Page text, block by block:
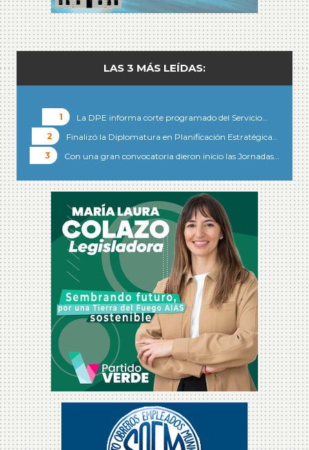
LAS 3 MÁS LEÍDAS:
La DPE informa corte programado del Servicio…
Finalizó la Diplomatura en Planificación Estratégica…
Con una gran convocatoria dieron inicio las Jornadas…